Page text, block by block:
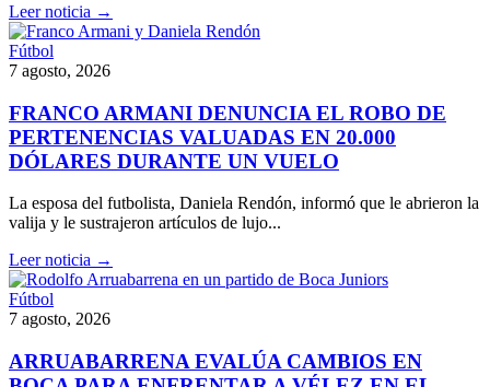
Leer noticia →
Fútbol
7 agosto, 2026
FRANCO ARMANI DENUNCIA EL ROBO DE
PERTENENCIAS VALUADAS EN 20.000
DÓLARES DURANTE UN VUELO
La esposa del futbolista, Daniela Rendón, informó que le abrieron la
valija y le sustrajeron artículos de lujo...
Leer noticia →
Fútbol
7 agosto, 2026
ARRUABARRENA EVALÚA CAMBIOS EN